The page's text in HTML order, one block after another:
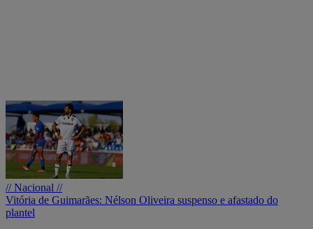
// Nacional //
Vitória de Guimarães: Nélson Oliveira suspenso e afastado do
plantel